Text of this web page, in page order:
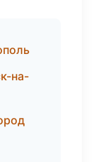
на-